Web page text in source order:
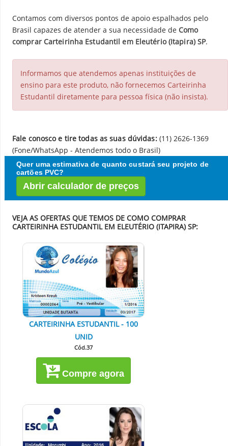
Contamos com diversos pontos de apoio espalhados pelo
Brasil capazes de atender a sua necessidade de Como
comprar Carteirinha Estudantil em Eleutério (Itapira) SP.
Informamos que atendemos apenas instituições de
ensino para este produto, não fornecemos Carteirinha
Estudantil diretamente para pessoa física (não insista).
Fale conosco e tire todas as suas dúvidas: (11) 2626-1369
(Fone/WhatsApp - Atendemos todo o Brasil)
Quer uma estimativa de quanto custará seu projeto de
cartões PVC?
Abrir calculador de preços
VEJA AS OFERTAS QUE TEMOS DE COMO COMPRAR
CARTEIRINHA ESTUDANTIL EM ELEUTÉRIO (ITAPIRA) SP:
CARTEIRINHA ESTUDANTIL - 100
UNID
Cód.37
Compre agora